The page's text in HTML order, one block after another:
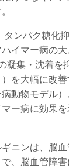
タンパク糖化
イマー病の
凝集・沈着を
を大幅に改
動物モデル
ー病に効果
ンは、脳血
、脳血管障